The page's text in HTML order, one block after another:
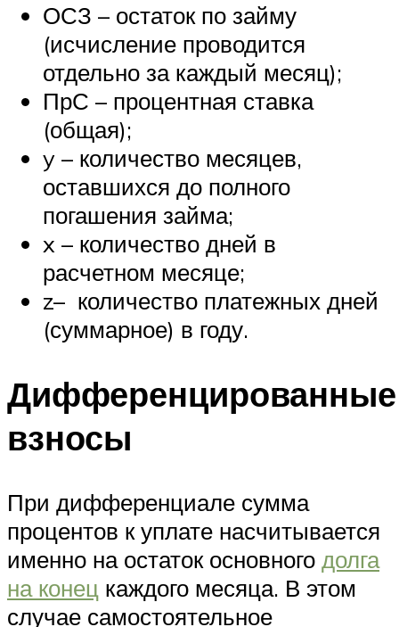
ОСЗ – остаток по займу
(исчисление проводится
отдельно за каждый месяц);
ПрС – процентная ставка
(общая);
y – количество месяцев,
оставшихся до полного
погашения займа;
x – количество дней в
расчетном месяце;
z– количество платежных дней
(суммарное) в году.
Дифференцированные
взносы
При дифференциале сумма
процентов к уплате насчитывается
именно на остаток основного долга
на конец каждого месяца. В этом
случае самостоятельное